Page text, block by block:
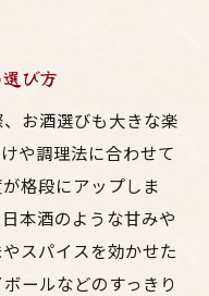
び方
お酒選びも大きな楽
や調理法に合わせて
格段にアップしま
本酒のような甘みや
スパイスを効かせた
ールなどのすっきり